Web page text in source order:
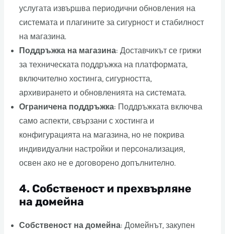
услугата извършва периодични обновления на
системата и плагините за сигурност и стабилност
на магазина.
Поддръжка на магазина: Доставчикът се грижи
за техническата поддръжка на платформата,
включително хостинга, сигурността,
архивирането и обновленията на системата.
Ограничена поддръжка: Поддръжката включва
само аспекти, свързани с хостинга и
конфигурацията на магазина, но не покрива
индивидуални настройки и персонализация,
освен ако не е договорено допълнително.
4. Собственост и прехвърляне
на домейна
Собственост на домейна: Домейнът, закупен